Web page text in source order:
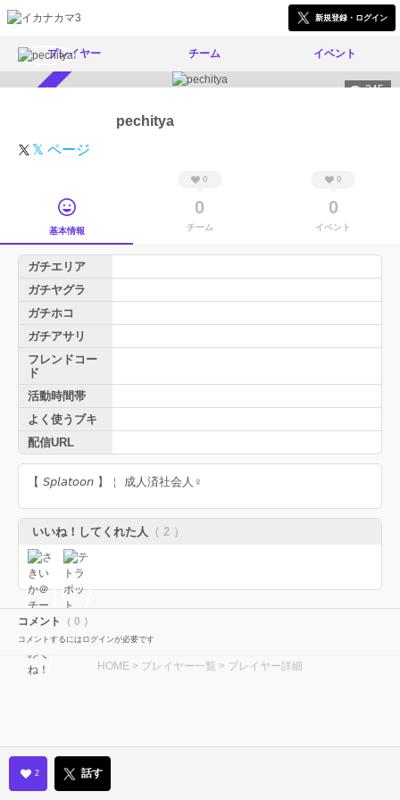
新規登録・ログイン
プレイヤー チーム イベント
245
pechitya
𝕏 ページ
基本情報
0
0
チーム
0
0
イベント
ガチエリア
ガチヤグラ
ガチホコ
ガチアサリ
フレンドコー
ド
活動時間帯
よく使うブキ
配信URL
【 𝘚𝘱𝘭𝘢𝘵𝘰𝘰𝘯 】￤ 成人済社会人♀︎
いいね！してくれた人 （ 2 ）
コメント （ 0 ）
コメントするにはログインが必要です
HOME > プレイヤー一覧 > プレイヤー詳細
2 話す